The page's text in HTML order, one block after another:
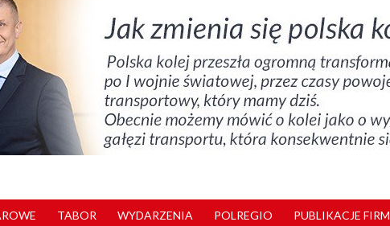
TABOR WYDARZENIA POLREGIO PUBLIKACJE FIRM